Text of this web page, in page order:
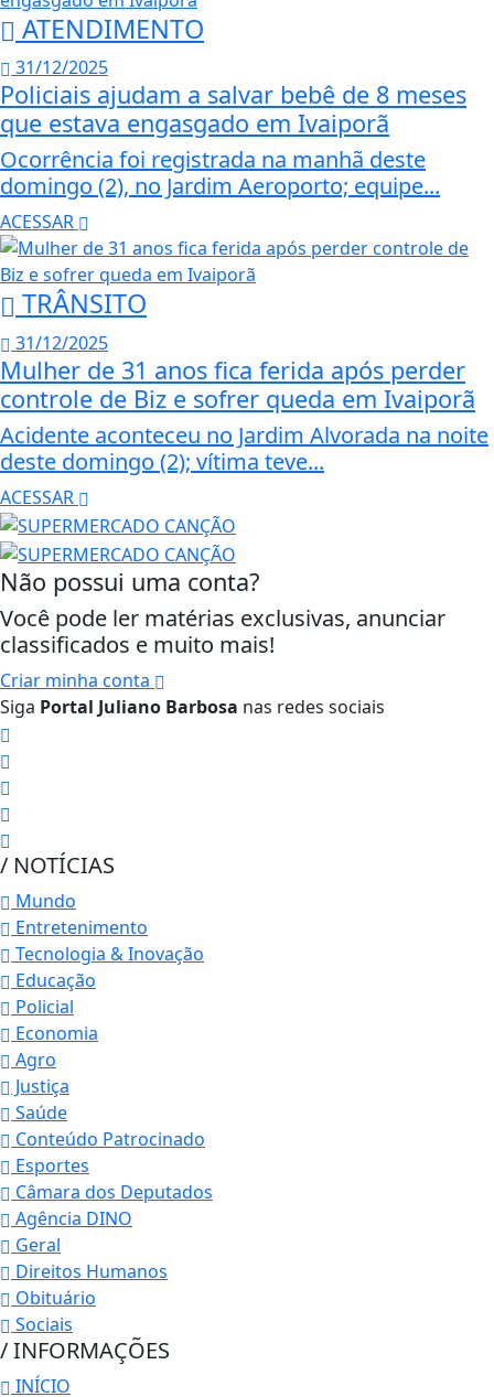
ATENDIMENTO
31/12/2025
Policiais ajudam a salvar bebê de 8 meses
que estava engasgado em Ivaiporã
Ocorrência foi registrada na manhã deste
domingo (2), no Jardim Aeroporto; equipe...
ACESSAR
TRÂNSITO
31/12/2025
Mulher de 31 anos fica ferida após perder
controle de Biz e sofrer queda em Ivaiporã
Acidente aconteceu no Jardim Alvorada na noite
deste domingo (2); vítima teve...
ACESSAR
Não possui uma conta?
Você pode ler matérias exclusivas, anunciar
classificados e muito mais!
Criar minha conta
Siga Portal Juliano Barbosa nas redes sociais
/ NOTÍCIAS
Mundo
Entretenimento
Tecnologia & Inovação
Educação
Policial
Economia
Agro
Justiça
Saúde
Conteúdo Patrocinado
Esportes
Câmara dos Deputados
Agência DINO
Geral
Direitos Humanos
Obituário
Sociais
/ INFORMAÇÕES
INÍCIO